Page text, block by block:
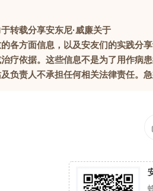
转载分享安东尼·威廉关于
各方面信息，以及安友们的实践分
疗依据。这些信息不是为了用作病
负责人不承担任何相关法律责任。